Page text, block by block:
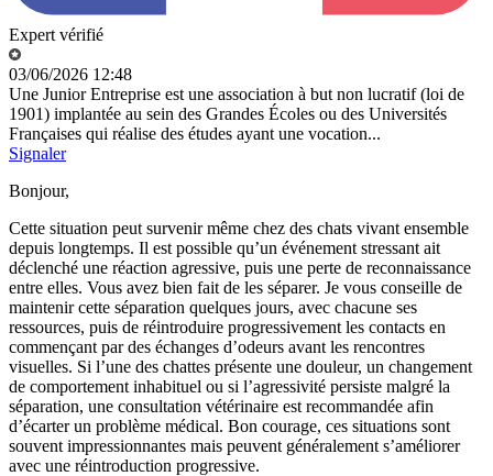
Expert vérifié
03/06/2026 12:48
Une Junior Entreprise est une association à but non lucratif (loi de
1901) implantée au sein des Grandes Écoles ou des Universités
Françaises qui réalise des études ayant une vocation...
Signaler
Bonjour,
Cette situation peut survenir même chez des chats vivant ensemble
depuis longtemps. Il est possible qu’un événement stressant ait
déclenché une réaction agressive, puis une perte de reconnaissance
entre elles. Vous avez bien fait de les séparer. Je vous conseille de
maintenir cette séparation quelques jours, avec chacune ses
ressources, puis de réintroduire progressivement les contacts en
commençant par des échanges d’odeurs avant les rencontres
visuelles. Si l’une des chattes présente une douleur, un changement
de comportement inhabituel ou si l’agressivité persiste malgré la
séparation, une consultation vétérinaire est recommandée afin
d’écarter un problème médical. Bon courage, ces situations sont
souvent impressionnantes mais peuvent généralement s’améliorer
avec une réintroduction progressive.